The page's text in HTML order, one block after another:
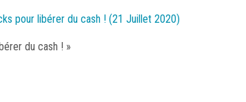
pour libérer du cash ! (21 Juillet 2020)
du cash ! »